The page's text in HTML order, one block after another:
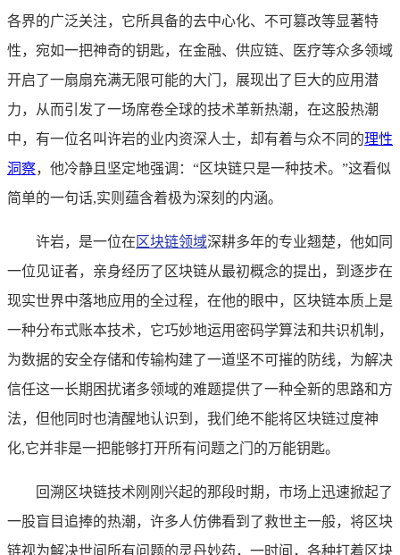
各界的广泛关注，它所具备的去中心化、不可篡改等显著特
性，宛如一把神奇的钥匙，在金融、供应链、医疗等众多领域
开启了一扇扇充满无限可能的大门，展现出了巨大的应用潜
力，从而引发了一场席卷全球的技术革新热潮，在这股热潮
中，有一位名叫许岩的业内资深人士，却有着与众不同的理性
洞察，他冷静且坚定地强调：“区块链只是一种技术。”这看似
简单的一句话,实则蕴含着极为深刻的内涵。
许岩，是一位在 区块链领域深耕多年的专业翘楚，他如同
一位见证者，亲身经历了区块链从最初概念的提出，到逐步在
现实世界中落地应用的全过程，在他的眼中，区块链本质上是
一种分布式账本技术，它巧妙地运用密码学算法和共识机制，
为数据的安全存储和传输构建了一道坚不可摧的防线，为解决
信任这一长期困扰诸多领域的难题提供了一种全新的思路和方
法，但他同时也清醒地认识到，我们绝不能将区块链过度神
化,它并非是一把能够打开所有问题之门的万能钥匙。
回溯区块链技术刚刚兴起的那段时期，市场上迅速掀起了
一股盲目追捧的热潮，许多人仿佛看到了救世主一般，将区块
链视为解决世间所有问题的灵丹妙药，一时间，各种打着区块